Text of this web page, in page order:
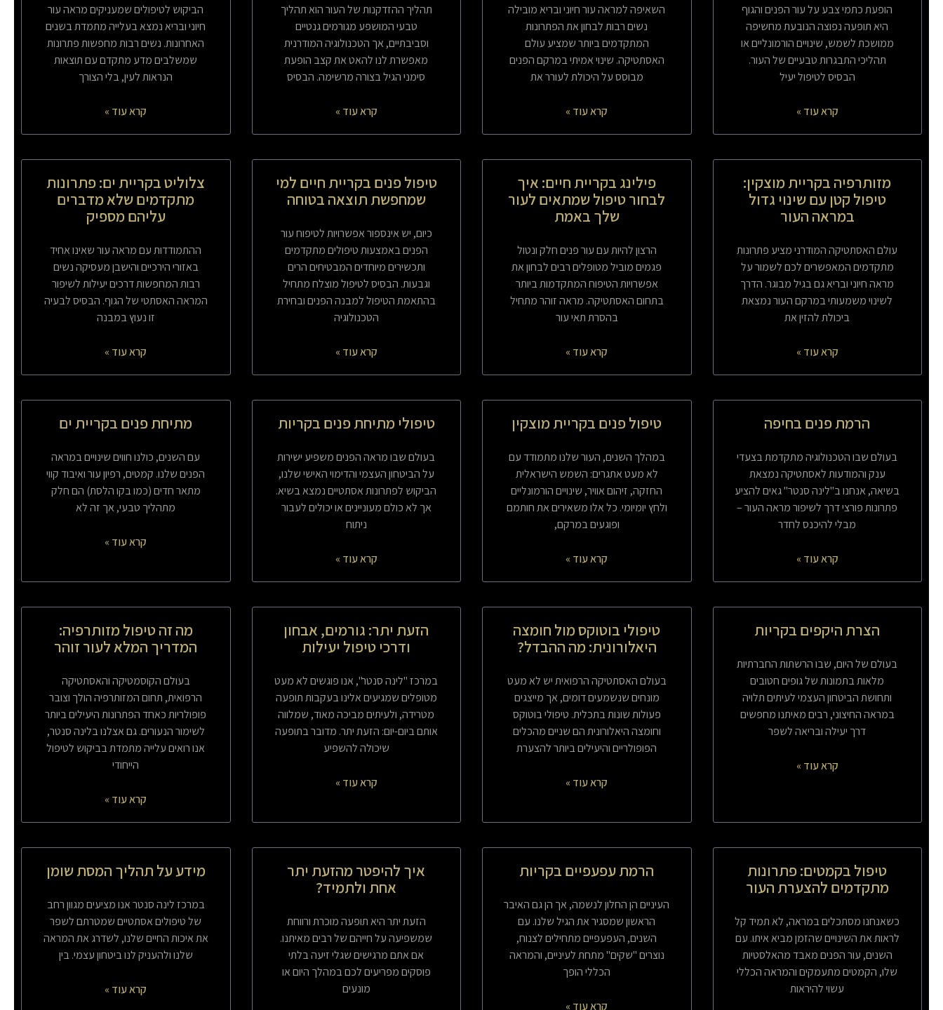
הופעת כתמי צבע על עור הפנים והגוף
היא תופעה נפוצה הנובעת מחשיפה
ממושכת לשמש, שינויים הורמונליים או
תהליכי התבגרות טבעיים של העור.
הבסיס לטיפול יעיל
קרא עוד »
השאיפה למראה עור חיוני ובריא מובילה
נשים רבות לבחון את הפתרונות
המתקדמים ביותר שמציע עולם
האסתטיקה. שינוי אמיתי במרקם הפנים
מבוסס על היכולת לעורר את
קרא עוד »
תהליך ההזדקנות של העור הוא תהליך
טבעי המושפע מגורמים גנטיים
וסביבתיים, אך הטכנולוגיה המודרנית
מאפשרת לנו להאט את קצב הופעת
סימני הגיל בצורה מרשימה. הבסיס
קרא עוד »
הביקוש לטיפולים שמעניקים מראה עור
חיוני ובריא נמצא בעלייה מתמדת בשנים
האחרונות. נשים רבות מחפשות פתרונות
שמשלבים מדע מתקדם עם תוצאות
הנראות לעין, בלי הצורך
קרא עוד »
מזותרפיה בקריית מוצקין:
טיפול קטן עם שינוי גדול
במראה העור
עולם האסתטיקה המודרני מציע פתרונות
מתקדמים המאפשרים לכם לשמור על
מראה חיוני ובריא גם בגיל מבוגר. הדרך
לשינוי משמעותי במרקם העור נמצאת
ביכולת להזין את
קרא עוד »
פילינג בקריית חיים: איך
לבחור טיפול שמתאים לעור
שלך באמת
הרצון להיות עם עור פנים חלק ונטול
פגמים מוביל מטופלים רבים לבחון את
אפשרויות הטיפוח המתקדמות ביותר
בתחום האסתטיקה. מראה זוהר מתחיל
בהסרת תאי עור
קרא עוד »
טיפול פנים בקריית חיים למי
שמחפשת תוצאה בטוחה
כיום, יש אינספור אפשרויות לטיפוח עור
הפנים באמצעות טיפולים מתקדמים
ותכשירים מיוחדים המבטיחים הרים
וגבעות. הבסיס לטיפול מוצלח מתחיל
בהתאמת הטיפול למבנה הפנים ובחירת
הטכנולוגיה
קרא עוד »
צלוליט בקריית ים: פתרונות
מתקדמים שלא מדברים
עליהם מספיק
ההתמודדות עם מראה עור שאינו אחיד
באזורי הירכיים והישבן מעסיקה נשים
רבות המחפשות דרכים יעילות לשיפור
המראה האסתטי של הגוף. הבסיס לבעיה
זו נעוץ במבנה
קרא עוד »
הרמת פנים בחיפה
בעולם שבו הטכנולוגיה מתקדמת בצעדי
ענק והמודעות לאסתטיקה נמצאת
בשיאה, אנחנו ב"לינה סנטר" גאים להציע
פתרונות פורצי דרך לשיפור מראה העור –
מבלי להיכנס לחדר
קרא עוד »
טיפול פנים בקריית מוצקין
במהלך השנים, העור שלנו מתמודד עם
לא מעט אתגרים: השמש הישראלית
החזקה, זיהום אוויר, שינויים הורמונליים
ולחץ יומיומי. כל אלו משאירים את חותמם
ופוגעים במרקם,
קרא עוד »
טיפולי מתיחת פנים בקריות
בעולם שבו מראה הפנים משפיע ישירות
על הביטחון העצמי והדימוי האישי שלנו,
הביקוש לפתרונות אסתטיים נמצא בשיא.
אך לא כולם מעוניינים או יכולים לעבור
ניתוח
קרא עוד »
מתיחת פנים בקריית ים
עם השנים, כולנו חווים שינויים במראה
הפנים שלנו. קמטים, רפיון עור ואיבוד קווי
מתאר חדים (כמו בקו הלסת) הם חלק
מתהליך טבעי, אך זה לא
קרא עוד »
הצרת היקפים בקריות
בעולם של היום, שבו הרשתות החברתיות
מלאות בתמונות של גופים חטובים
ותחושת הביטחון העצמי לעיתים תלויה
במראה החיצוני, רבים מאיתנו מחפשים
דרך יעילה ובריאה לשפר
קרא עוד »
טיפולי בוטוקס מול חומצה
היאלורונית: מה ההבדל?
בעולם האסתטיקה הרפואית יש לא מעט
מונחים שנשמעים דומים, אך מייצגים
פעולות שונות בתכלית. טיפולי בוטוקס
וחומצה היאלורונית הם שניים מהכלים
הפופולריים והיעילים ביותר להצערת
קרא עוד »
הזעת יתר: גורמים, אבחון
ודרכי טיפול יעילות
במרכז "לינה סנטר", אנו פוגשים לא מעט
מטופלים שמגיעים אלינו בעקבות תופעה
מטרידה, ולעיתים מביכה מאוד, שמלווה
אותם ביום-יום: הזעת יתר. מדובר בתופעה
שיכולה להשפיע
קרא עוד »
מה זה טיפול מזותרפיה:
המדריך המלא לעור זוהר
בעולם הקוסמטיקה והאסתטיקה
הרפואית, תחום המזותרפיה הולך וצובר
פופולריות כאחד הפתרונות היעילים ביותר
לשימור הנעורים. גם אצלנו בלינה סנטר,
אנו רואים עלייה מתמדת בביקוש לטיפול
הייחודי
קרא עוד »
טיפול בקמטים: פתרונות
מתקדמים להצערת העור
כשאנחנו מסתכלים במראה, לא תמיד קל
לראות את השינויים שהזמן מביא איתו. עם
השנים, עור הפנים מאבד מהאלסטיות
שלו, הקמטים מתעמקים והמראה הכללי
עשוי להיראות
הרמת עפעפיים בקריות
העיניים הן החלון לנשמה, אך הן גם האיבר
הראשון שמסגיר את הגיל שלנו. עם
השנים, העפעפיים מתחילים לצנוח,
נוצרים "שקים" מתחת לעיניים, והמראה
הכללי הופך
קרא עוד »
איך להיפטר מהזעת יתר
אחת ולתמיד?
הזעת יתר היא תופעה מוכרת ורווחת
שמשפיעה על חייהם של רבים מאיתנו.
אם אתם מרגישים שגלי זיעה בלתי
פוסקים מפריעים לכם במהלך היום או
מונעים
מידע על תהליך המסת שומן
במרכז לינה סנטר אנו מציעים מגוון רחב
של טיפולים אסתטיים שמטרתם לשפר
את איכות החיים שלנו, לשדרג את המראה
שלנו ולהעניק לנו ביטחון עצמי. בין
קרא עוד »